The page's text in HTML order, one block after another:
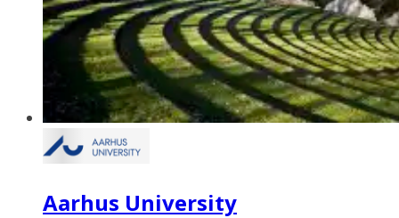
Aarhus University